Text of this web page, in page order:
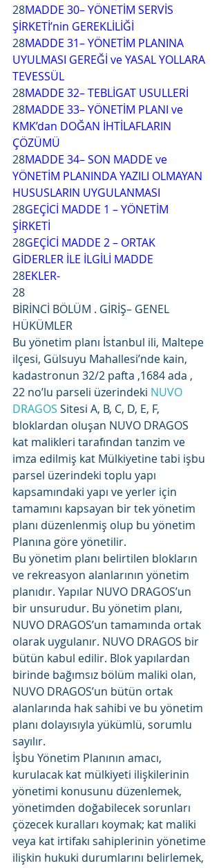
28MADDE 30– YÖNETİM SERVİS
ŞİRKETİ’nin GEREKLİLİĞİ
28MADDE 31– YÖNETİM PLANINA
UYULMASI GEREĞİ ve YASAL YOLLARA
TEVESSÜL
28MADDE 32– TEBLİGAT USULLERİ
28MADDE 33– YÖNETİM PLANI ve
KMK’dan DOĞAN İHTİLAFLARIN
ÇÖZÜMÜ
28MADDE 34– SON MADDE ve
YÖNETİM PLANINDA YAZILI OLMAYAN
HUSUSLARIN UYGULANMASI
28GEÇİCİ MADDE 1 –YÖNETİM
ŞİRKETİ
28GEÇİCİ MADDE 2– ORTAK
GİDERLER İLE İLGİLİ MADDE
28EKLER-
28
BİRİNCİ BÖLÜM . GİRİŞ– GENEL
HÜKÜMLER
Bu yönetim planı İstanbul ili, Maltepe
ilçesi, Gülsuyu Mahallesi’nde kain,
kadastronun 32/2 pafta ,1684 ada ,
22 no’lu parseli üzerindeki NUVO
DRAGOS Sitesi A, B, C, D, E, F,
bloklardan oluşan NUVO DRAGOS
kat malikleri tarafından tanzim ve
imza edilmiş kat Mülkiyetine tabi işbu
parsel üzerindeki toplu yapı
kapsamındaki yapı ve yerler için
tamamını kapsayan bir tek yönetim
planı düzenlenmiş olup bu yönetim
Planına göre yönetilir.
Bu yönetim planı belirtilen blokların
ve rekreasyon alanlarının yönetim
planıdır. Yapılar NUVO DRAGOS’un
bir unsurudur. Bu yönetim planı,
NUVO DRAGOS’un tamamında ortak
olarak uygulanır. NUVO DRAGOS bir
bütün kabul edilir. Blok yapılardan
birinde bağımsız bölüm maliki olan,
NUVO DRAGOS’un bütün ortak
alanlarında hak sahibi ve bu yönetim
planı dolayısıyla yükümlü, sorumlu
sayılır.
İşbu Yönetim Planının amacı,
kurulacak kat mülkiyeti ilişkilerinin
yönetimi konusunu düzenlemek,
yönetimden doğabilecek sorunları
çözecek kuralları koymak; kat maliki
veya kat irtifakı sahiplerinin yönetime
ilişkin hukuki durumlarını belirlemek,